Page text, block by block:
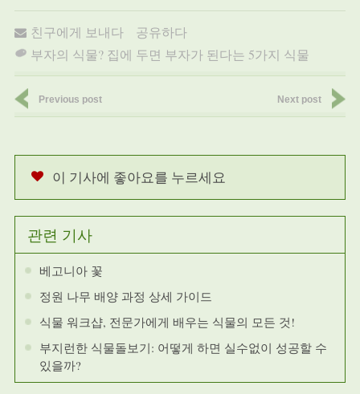
친구에게 보내다
공유하다
부자의 식물? 집에 두면 부자가 된다는 5가지 식물
Previous post Next post
이 기사에 좋아요를 누르세요
관련 기사
베고니아 꽃
정원 나무 배양 과정 상세 가이드
식물 워크샵, 전문가에게 배우는 식물의 모든 것!
부지런한 식물돌보기: 어떻게 하면 실수없이 성공할 수
있을까?